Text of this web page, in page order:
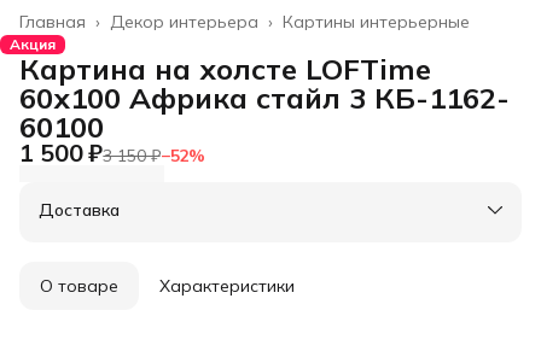
Картины интерьерные
Декор интерьера ›
Главная ›
Акция
Картина на холсте LOFTime
60х100 Африка стайл 3 КБ-1162-
60100
1 500 ₽3 150 ₽−52%
Доставка
О товаре Характеристики